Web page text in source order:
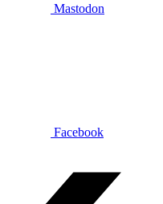
Mastodon
Facebook